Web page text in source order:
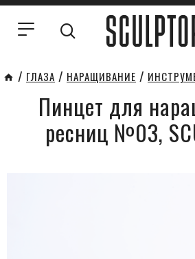
ГЛАЗА НАРАЩИВАНИЕ
Пинцет для
ресниц №03,